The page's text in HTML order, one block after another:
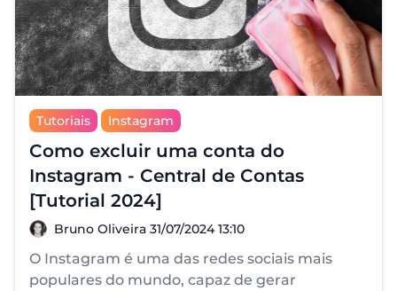
Tutoriais Instagram
Como excluir uma conta do
Instagram - Central de Contas
[Tutorial 2024]
Bruno Oliveira
Bruno Oliveira 31/07/2024 13:10
O Instagram é uma das redes sociais mais
populares do mundo, capaz de gerar